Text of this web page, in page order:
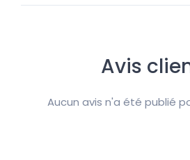
Avis
Aucun avis n'a été publié